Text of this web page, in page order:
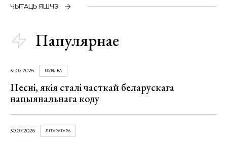
ЧЫТАЦЬ ЯШЧЭ
Папулярнае
31.07.2026 МУЗЫКА
Песні, якія сталі часткай беларускага
нацыянальнага коду
30.07.2026 ЛІТАРАТУРА